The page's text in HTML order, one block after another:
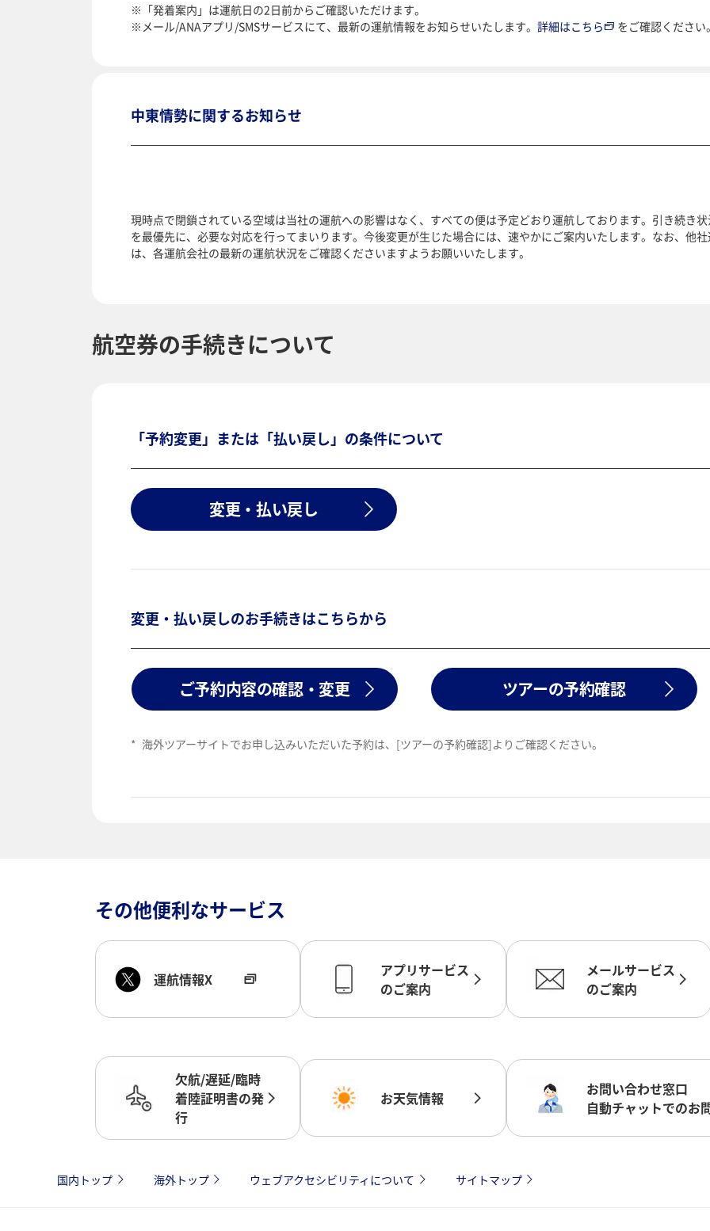
※「発着案内」は運航日の2日前からご確認いただけます。
※メール/ANAアプリ/SMSサービスにて、最新の運航情報をお知らせいたします。 詳細はこちら をご確認ください
中東情勢に関するお知らせ
現時点で閉鎖されている空域は当社の運航への影響はなく、すべての便は予定どおり運航しております。引き続き
を最優先に、必要な対応を行ってまいります。今後変更が生じた場合には、速やかにご案内いたします。なお、他
は、各運航会社の最新の運航状況をご確認くださいますようお願いいたします。
航空券の手続きについて
「予約変更」または「払い戻し」の条件について
変更・払い戻し
変更・払い戻しのお手続きはこちらから
ご予約内容の確認・変更 ツアーの予約確認
* 海外ツアーサイトでお申し込みいただいた予約は、[ツアーの予約確認]よりご確認ください。
その他便利なサービス
運航情報X
アプリサービス
のご案内
メールサービス
のご案内
欠航/遅延/臨時
着陸証明書の発
行
お天気情報
お問い合わせ窓口
自動チャットでのお
国内トップ 海外トップ ウェブアクセシビリティについて サイトマップ